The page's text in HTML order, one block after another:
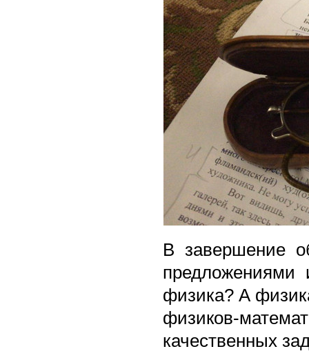
В завершение
предложениями
физика? А
физиков-
качественных